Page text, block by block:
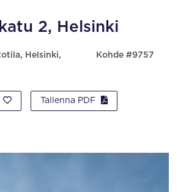
2, Helsinki
Helsinki,
Kohde #9757
Tallenna PDF